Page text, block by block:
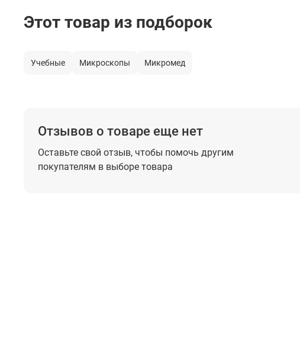
Источник питания
Этот товар из подборок
Учебные Микроскопы Микромед
Отзывов о товаре еще нет
Оставьте свой отзыв, чтобы помочь другим
покупателям в выборе товара